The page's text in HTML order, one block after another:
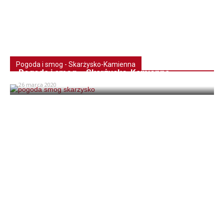
Pogoda i smog - Skarżysko-Kamienna
Pogoda i smog – Skarżysko-Kamienna
26 marca 2020